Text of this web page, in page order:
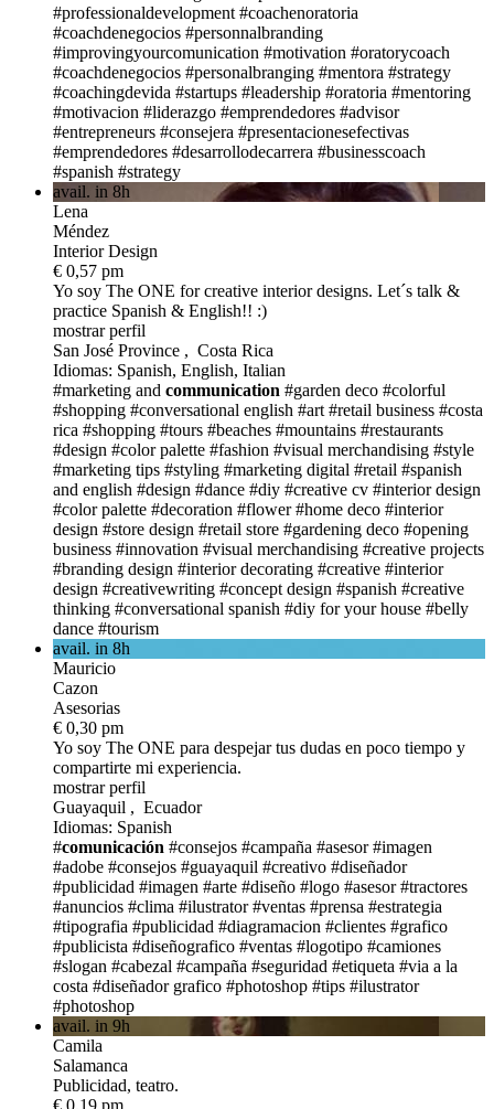
#professionaldevelopment #coachenoratoria
#coachdenegocios #personnalbranding
#improvingyourcomunication #motivation #oratorycoach
#coachdenegocios #personalbranging #mentora #strategy
#coachingdevida #startups #leadership #oratoria #mentoring
#motivacion #liderazgo #emprendedores #advisor
#entrepreneurs #consejera #presentacionesefectivas
#emprendedores #desarrollodecarrera #businesscoach
#spanish #strategy
avail. in 8h
Lena
Méndez
Interior Design
€ 0,57 pm
Yo soy The ONE for creative interior designs. Let´s talk &
practice Spanish & English!! :)
mostrar perfil
San José Province , Costa Rica
Idiomas: Spanish, English, Italian
#marketing and communication #garden deco #colorful
#shopping #conversational english #art #retail business #costa
rica #shopping #tours #beaches #mountains #restaurants
#design #color palette #fashion #visual merchandising #style
#marketing tips #styling #marketing digital #retail #spanish
and english #design #dance #diy #creative cv #interior design
#color palette #decoration #flower #home deco #interior
design #store design #retail store #gardening deco #opening
business #innovation #visual merchandising #creative projects
#branding design #interior decorating #creative #interior
design #creativewriting #concept design #spanish #creative
thinking #conversational spanish #diy for your house #belly
dance #tourism
avail. in 8h
Mauricio
Cazon
Asesorias
€ 0,30 pm
Yo soy The ONE para despejar tus dudas en poco tiempo y
compartirte mi experiencia.
mostrar perfil
Guayaquil , Ecuador
Idiomas: Spanish
#comunicación #consejos #campaña #asesor #imagen
#adobe #consejos #guayaquil #creativo #diseñador
#publicidad #imagen #arte #diseño #logo #asesor #tractores
#anuncios #clima #ilustrator #ventas #prensa #estrategia
#tipografia #publicidad #diagramacion #clientes #grafico
#publicista #diseñografico #ventas #logotipo #camiones
#slogan #cabezal #campaña #seguridad #etiqueta #via a la
costa #diseñador grafico #photoshop #tips #ilustrator
#photoshop
avail. in 9h
Camila
Salamanca
Publicidad, teatro.
€ 0,19 pm